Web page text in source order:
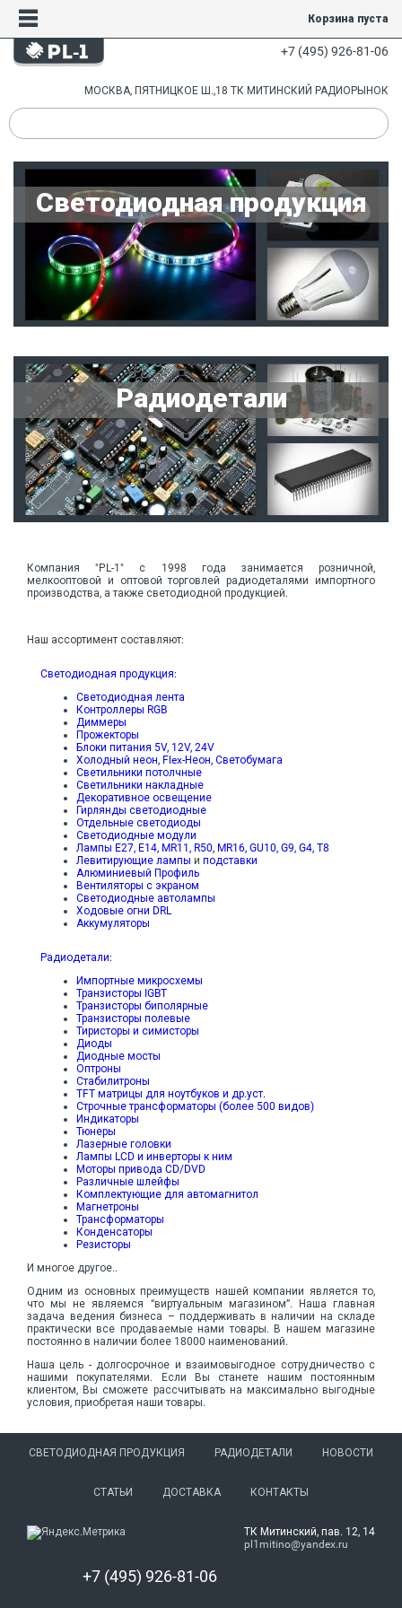
Корзина пуста
+7 (495) 926-81-06
МОСКВА, ПЯТНИЦКОЕ Ш.,18 ТК МИТИНСКИЙ РАДИОРЫНОК
Светодиодная продукция
Радиодетали
Компания "PL-1" с 1998 года занимается розничной,
мелкооптовой и оптовой торговлей радиодеталями импортного
производства, а также светодиодной продукцией.
Наш ассортимент составляют:
Светодиодная продукция:
Светодиодная лента
Контроллеры RGB
Диммеры
Прожекторы
Блоки питания 5V, 12V, 24V
Холодный неон, Flex-Неон, Светобумага
Светильники потолчные
Светильники накладные
Декоративное освещение
Гирлянды светодиодные
Отдельные светодиоды
Светодиодные модули
Лампы E27, E14, MR11, R50, MR16, GU10, G9, G4, T8
Левитирующие лампы и подставки
Алюминиевый Профиль
Вентиляторы с экраном
Светодиодные автолампы
Ходовые огни DRL
Аккумуляторы
Радиодетали:
Импортные микросхемы
Транзисторы IGBT
Транзисторы биполярные
Транзисторы полевые
Тиристоры и симисторы
Диоды
Диодные мосты
Оптроны
Стабилитроны
TFT матрицы для ноутбуков и др.уст.
Строчные трансформаторы (более 500 видов)
Индикаторы
Тюнеры
Лазерные головки
Лампы LCD и инверторы к ним
Моторы привода CD/DVD
Различные шлейфы
Комплектующие для автомагнитол
Магнетроны
Трансформаторы
Конденсаторы
Резисторы
И многое другое..
Одним из основных преимуществ нашей компании является то,
что мы не являемся “виртуальным магазином”. Наша главная
задача ведения бизнеса – поддерживать в наличии на складе
практически все продаваемые нами товары. В нашем магазине
постоянно в наличии более 18000 наименований.
Наша цель - долгосрочное и взаимовыгодное сотрудничество с
нашими покупателями. Если Вы станете нашим постоянным
клиентом, Вы сможете рассчитывать на максимально выгодные
условия, приобретая наши товары.
СВЕТОДИОДНАЯ ПРОДУКЦИЯ РАДИОДЕТАЛИ НОВОСТИ
СТАТЬИ ДОСТАВКА КОНТАКТЫ
ТК Митинский, пав. 12, 14
pl1mitino@yandex.ru
+7 (495) 926-81-06